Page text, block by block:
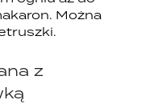
Można
z